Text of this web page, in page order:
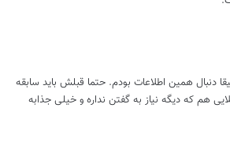
دنبال همین اطلاعات بودم. حتما قبلش باید سابقه
هم که دیگه نیاز به گفتن نداره و خیلی جذابه